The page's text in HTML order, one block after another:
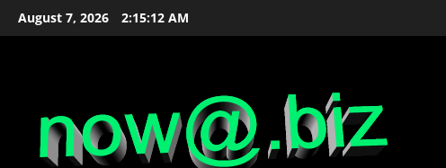
Zum
Inhalt
August 7, 2026 2:15:12 AM